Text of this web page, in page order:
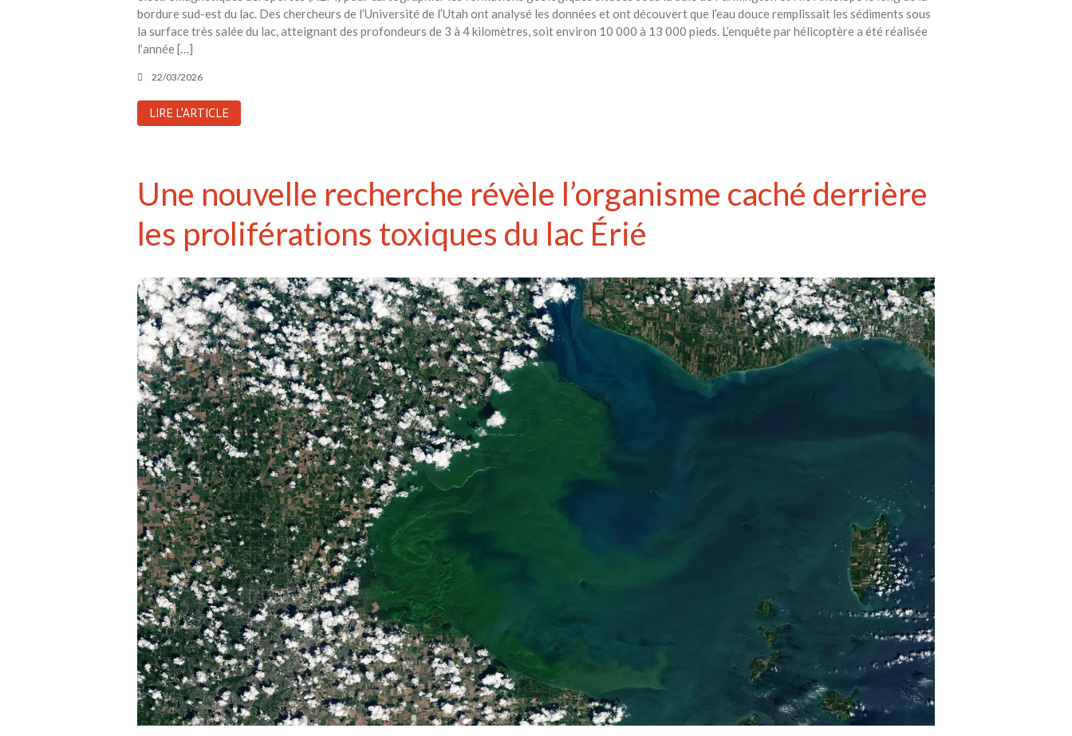
bordure sud-est du lac. Des chercheurs de l’Université de l’Utah ont analysé les données et ont découvert que l’eau douce remplissait les sédiments sous
la surface très salée du lac, atteignant des profondeurs de 3 à 4 kilomètres, soit environ 10 000 à 13 000 pieds. L’enquête par hélicoptère a été réalisée
l’année […]
22/03/2026
LIRE L'ARTICLE
Une nouvelle recherche révèle l’organisme caché derrière
les proliférations toxiques du lac Érié